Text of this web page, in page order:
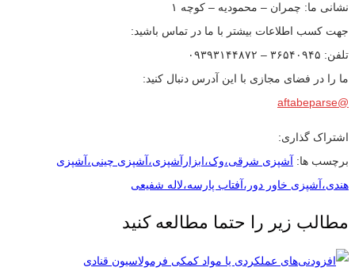
نشانی ما: چمران – محمودیه – کوچه ۱
جهت کسب اطلاعات بیشتر با ما در تماس باشید:
تلفن: ۳۶۵۴۰۹۴۵ – ۰۹۳۹۳۱۴۴۸۷۲
ما را در فضای مجازی با این آدرس دنبال کنید:
@aftabeparse
اشتراک گذاری:
برچسب ها: آشپزی شرقی،وک،ابزارآشپزی،آشپزی چینی،آشپزی
هندی،آشپزی خاور دور،آفتاب پارسه،لاله شفیعی
مطالب زیر را حتما مطالعه کنید